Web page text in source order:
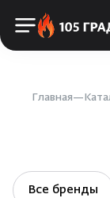
Освещение
Двери
Пиломатериалы
Главная
Все бренды